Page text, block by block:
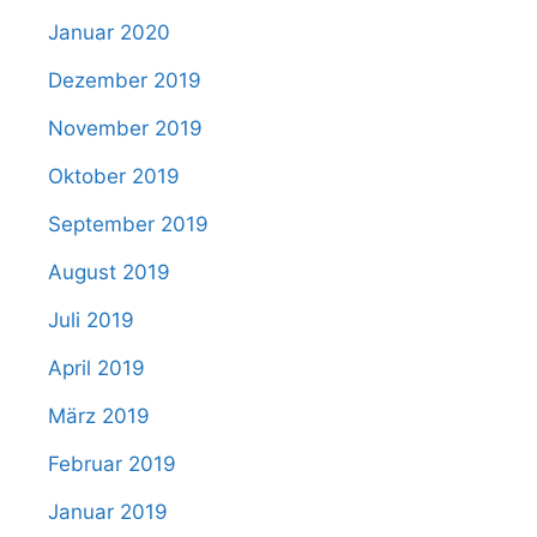
Januar 2020
Dezember 2019
November 2019
Oktober 2019
September 2019
August 2019
Juli 2019
April 2019
März 2019
Februar 2019
Januar 2019